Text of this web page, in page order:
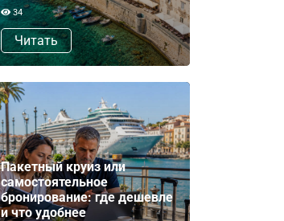
34
Читать
Пакетный круиз или
самостоятельное
бронирование: где дешевле
и что удобнее